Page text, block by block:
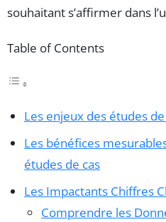
souhaitant s’affirmer dans
Table of Contents
Les enjeux des études de
Les bénéfices
études de cas
Les Impactants Chiffres
Comprendre les